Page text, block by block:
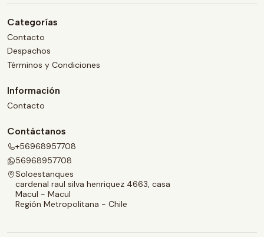
Categorías
Contacto
Despachos
Términos y Condiciones
Información
Contacto
Contáctanos
+56968957708
56968957708
Soloestanques
cardenal raul silva henriquez 4663, casa
Macul - Macul
Región Metropolitana - Chile